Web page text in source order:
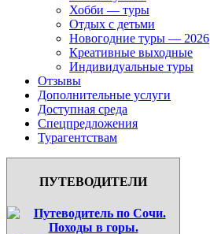
Хобби — туры
Отдых с детьми
Новогодние туры — 2026
Креативные выходные
Индивидуальные туры
Отзывы
Дополнительные услуги
Доступная среда
Спецпредложения
Турагентствам
ПУТЕВОДИТЕЛИ